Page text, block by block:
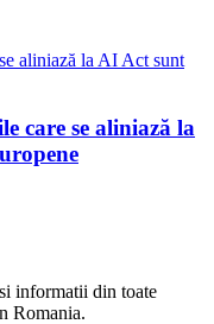
care se aliniază la
informatii din toate
Romania.